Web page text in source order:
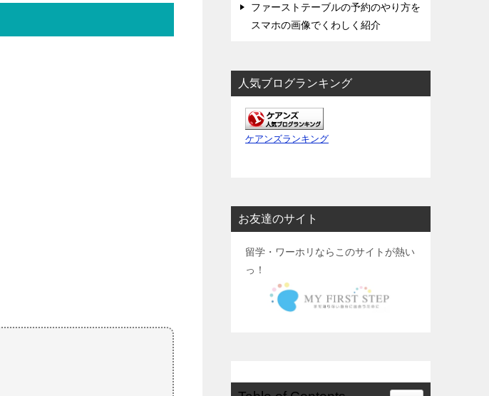
ファーストテーブルの予約のやり方を
スマホの画像でくわしく紹介
人気ブログランキング
ケアンズランキング
お友達のサイト
留学・ワーホリならこのサイトが熱い
っ！